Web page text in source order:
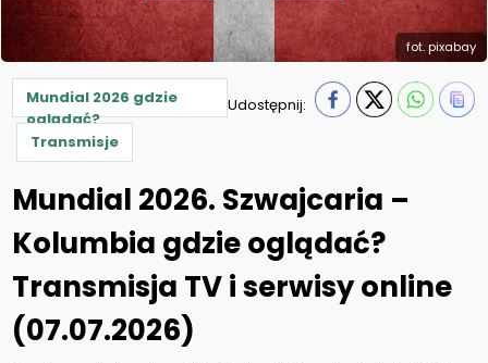
fot. pixabay
Mundial 2026 gdzie
oglądać?
Transmisje
Udostępnij:
Mundial 2026. Szwajcaria –
Kolumbia gdzie oglądać?
Transmisja TV i serwisy online
(07.07.2026)